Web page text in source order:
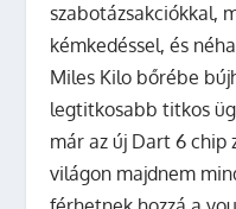
szabotázsakciókkal,
kémkedéssel, és
Miles Kilo bőrébe
legtitkosabb titkos
már az új Dart 6 chip
világon majdnem